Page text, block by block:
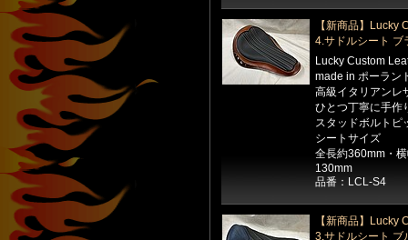
【新商品】Lucky
4.サドルシート ブ
Lucky Custom
made in ポーラン
高級イタリアンレ
ひとつ丁寧に手作
スタッドボルトピ
シートサイズ
全長約360mm・
130mm
品番：LCL-S4
【新商品】Lucky
3.サドルシート ブ